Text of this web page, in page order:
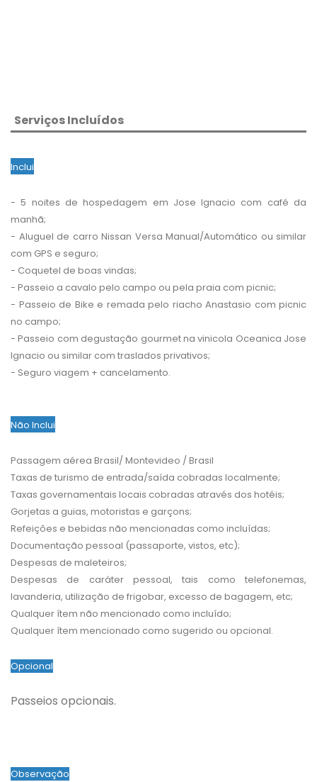
Serviços Incluídos
Inclui
- 5 noites de hospedagem em Jose Ignacio com café da
manhã;
- Aluguel de carro Nissan Versa Manual/Automático ou similar
com GPS e seguro;
- Coquetel de boas vindas;
- Passeio a cavalo pelo campo ou pela praia com picnic;
- Passeio de Bike e remada pelo riacho Anastasio com picnic
no campo;
- Passeio com degustação gourmet na vinicola Oceanica Jose
Ignacio ou similar com traslados privativos;
- Seguro viagem + cancelamento.
Não Inclui
Passagem aérea Brasil/ Montevideo / Brasil
Taxas de turismo de entrada/saída cobradas localmente;
Taxas governamentais locais cobradas através dos hotéis;
Gorjetas a guias, motoristas e garçons;
Refeições e bebidas não mencionadas como incluídas;
Documentação pessoal (passaporte, vistos, etc);
Despesas de maleteiros;
Despesas de caráter pessoal, tais como telefonemas,
lavanderia, utilização de frigobar, excesso de bagagem, etc;
Qualquer ítem não mencionado como incluído;
Qualquer ítem mencionado como sugerido ou opcional.
Opcional
Passeios opcionais.
Observação